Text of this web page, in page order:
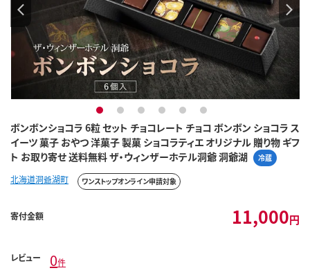
ボンボンショコラ 6粒 セット チョコレート チョコ ボンボン ショコラ ス
イーツ 菓子 おやつ 洋菓子 製菓 ショコラティエ オリジナル 贈り物 ギフ
ト お取り寄せ 送料無料 ザ・ウィンザーホテル洞爺 洞爺湖
冷蔵
1 2 3 4 5 6
北海道洞爺湖町 ワンストップオンライン申請対象
寄付金額 11,000円
レビュー 0件